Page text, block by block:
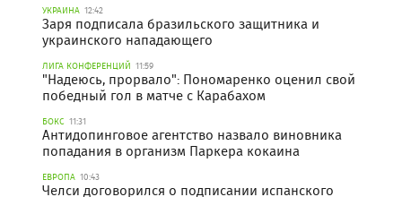
УКРАИНА 12:42
Заря подписала бразильского защитника и
украинского нападающего
ЛИГА КОНФЕРЕНЦИЙ 11:59
"Надеюсь, прорвало": Пономаренко оценил свой
победный гол в матче с Карабахом
БОКС 11:31
Антидопинговое агентство назвало виновника
попадания в организм Паркера кокаина
ЕВРОПА 10:43
Челси договорился о подписании испанского